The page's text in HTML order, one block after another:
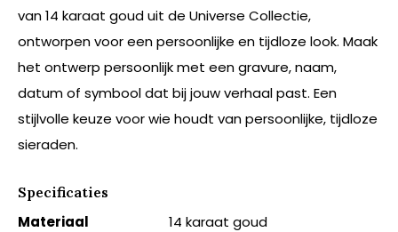
van 14 karaat goud uit de Universe Collectie,
ontworpen voor een persoonlijke en tijdloze look. Maak
het ontwerp persoonlijk met een gravure, naam,
datum of symbool dat bij jouw verhaal past. Een
stijlvolle keuze voor wie houdt van persoonlijke, tijdloze
sieraden.
Specificaties
Materiaal
14 karaat goud